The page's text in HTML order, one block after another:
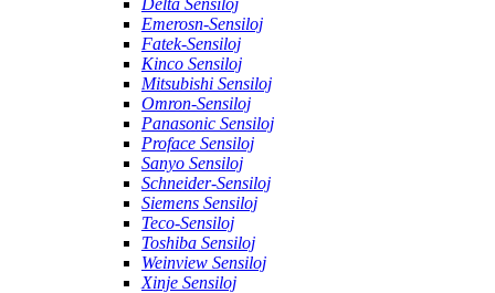
Delta Sensiloj
Emerosn-Sensiloj
Fatek-Sensiloj
Kinco Sensiloj
Mitsubishi Sensiloj
Omron-Sensiloj
Panasonic Sensiloj
Proface Sensiloj
Sanyo Sensiloj
Schneider-Sensiloj
Siemens Sensiloj
Teco-Sensiloj
Toshiba Sensiloj
Weinview Sensiloj
Xinje Sensiloj